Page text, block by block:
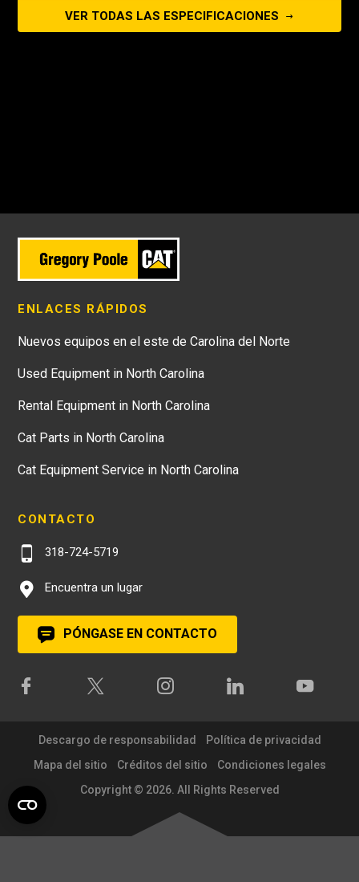
VER TODAS LAS ESPECIFICACIONES
ENLACES RÁPIDOS
Nuevos equipos en el este de Carolina del Norte
Used Equipment in North Carolina
Rental Equipment in North Carolina
Cat Parts in North Carolina
Cat Equipment Service in North Carolina
CONTACTO
318-724-5719
Encuentra un lugar
PÓNGASE EN CONTACTO
Descargo de responsabilidad
Política de privacidad
Mapa del sitio
Créditos del sitio
Condiciones legales
Copyright © 2026. All Rights Reserved